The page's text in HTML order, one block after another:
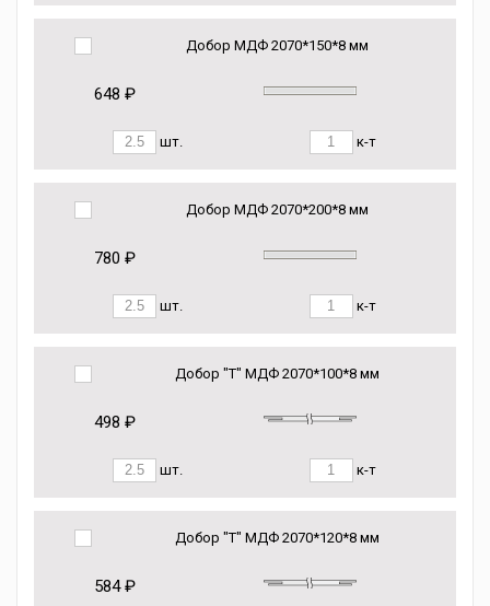
Добор МДФ 2070*150*8 мм
648 ₽
шт. к-т
Добор МДФ 2070*200*8 мм
780 ₽
шт. к-т
Добор "Т" МДФ 2070*100*8 мм
498 ₽
шт. к-т
Добор "Т" МДФ 2070*120*8 мм
584 ₽